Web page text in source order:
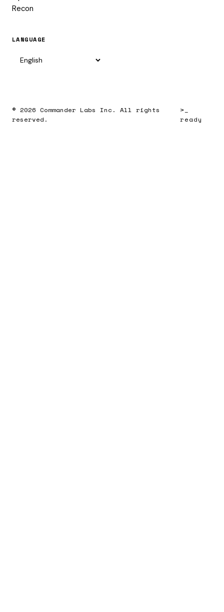
Recon
LANGUAGE
© 2026 Commander Labs Inc. All rights
reserved.
>_
ready